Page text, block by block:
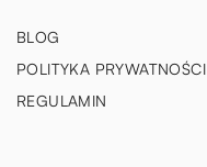
BLOG
POLITYKA PRYWATNOŚCI
REGULAMIN